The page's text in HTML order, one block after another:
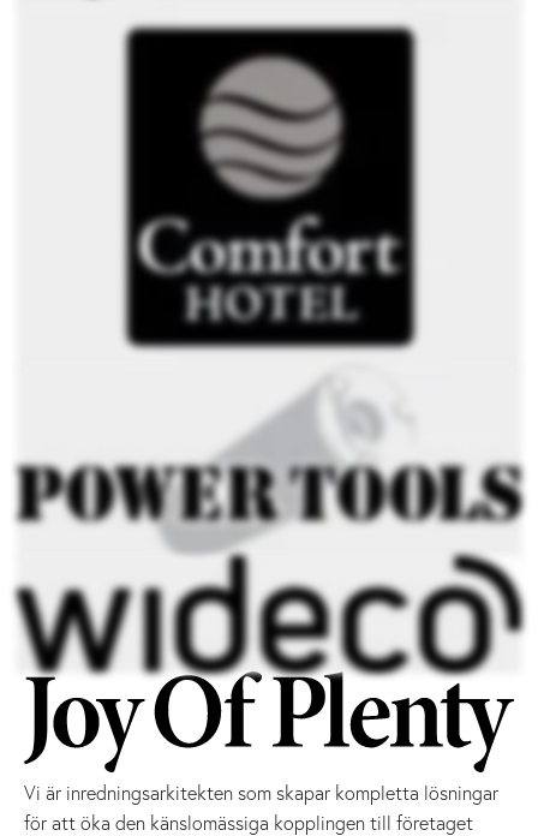
Vi är inredningsarkitekten som skapar kompletta lösningar
för att öka den känslomässiga kopplingen till företaget